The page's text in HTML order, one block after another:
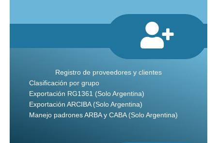
Registro de proveedores y clientes
Clasificación por grupo
Exportación RG1361 (Solo Argentina)
Exportación ARCIBA (Solo Argentina)
Manejo padrones ARBA y CABA (Solo Argentina)